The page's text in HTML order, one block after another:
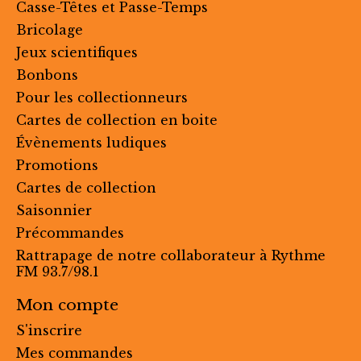
Casse-Têtes et Passe-Temps
Bricolage
Jeux scientifiques
Bonbons
Pour les collectionneurs
Cartes de collection en boite
Évènements ludiques
Promotions
Cartes de collection
Saisonnier
Précommandes
Rattrapage de notre collaborateur à Rythme
FM 93.7/98.1
Mon compte
S'inscrire
Mes commandes